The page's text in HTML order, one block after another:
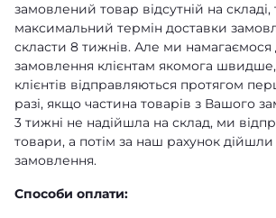
замовлений товар відсутній на складі,
максимальний термін доставки
скласти 8 тижнів. Але ми намагаємося
замовлення клієнтам якомога
клієнтів відправляються протягом
разі, якщо частина товарів з Вашого
3 тижні не надійшла на склад, ми
товари, а потім за наш рахунок
замовлення.
Способи оплати: